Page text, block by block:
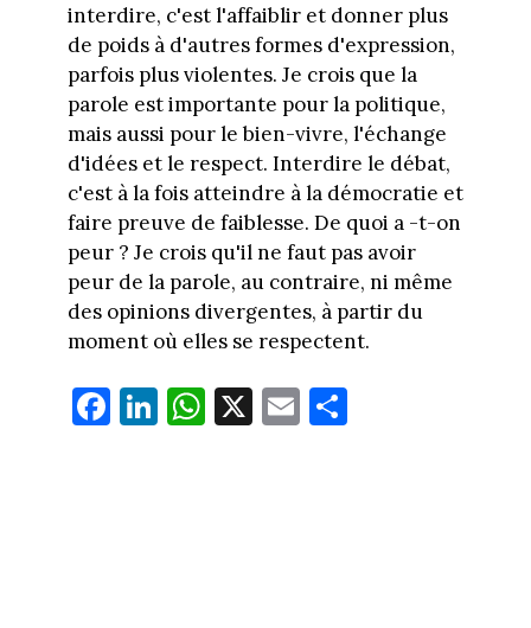
interdire, c'est l'affaiblir et donner plus
de poids à d'autres formes d'expression,
parfois plus violentes. Je crois que la
parole est importante pour la politique,
mais aussi pour le bien-vivre, l'échange
d'idées et le respect. Interdire le débat,
c'est à la fois atteindre à la démocratie et
faire preuve de faiblesse. De quoi a -t-on
peur ? Je crois qu'il ne faut pas avoir
peur de la parole, au contraire, ni même
des opinions divergentes, à partir du
moment où elles se respectent.
Fa
ce
Li
nk
W
ha
X E
m
Pa
rt